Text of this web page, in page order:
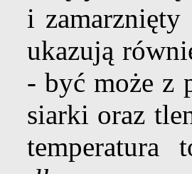
i
ukazują
- być może z
siarki oraz